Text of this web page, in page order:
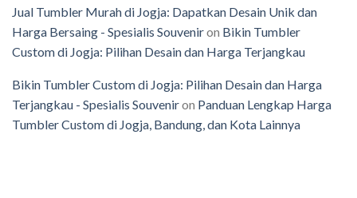
Jual Tumbler Murah di Jogja: Dapatkan Desain Unik dan
Harga Bersaing - Spesialis Souveniron Bikin Tumbler
Custom di Jogja: Pilihan Desain dan Harga Terjangkau
Bikin Tumbler Custom di Jogja: Pilihan Desain dan Harga
Terjangkau - Spesialis Souveniron Panduan Lengkap Harga
Tumbler Custom di Jogja, Bandung, dan Kota Lainnya